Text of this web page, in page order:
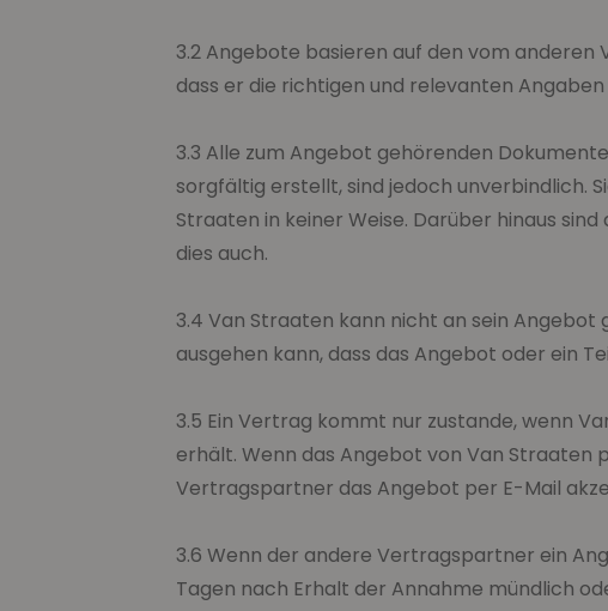
3.2 Angebote basieren auf den vom
dass er die richtigen und relevanten
3.3 Alle zum Angebot gehörenden
sorgfältig erstellt, sind jedoch unverbindlich.
Straaten in keiner Weise. Darüber hinaus
dies auch.
3.4 Van Straaten kann nicht an sein
ausgehen kann, dass das Angebot oder ein
3.5 Ein Vertrag kommt nur zustande, wenn
erhält. Wenn das Angebot von Van
Vertragspartner das Angebot per E-Mail
3.6 Wenn der andere Vertragspartner ein
Tagen nach Erhalt der Annahme mündlich